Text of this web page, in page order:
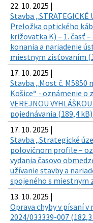
22. 10. 2025 |
Stavba „STRATEGICKÉ
Preložka optického
križovatka K) – 1. časť
konania a nariadenie
miestnym zisťovaním
17. 10. 2025 |
Stavba „Most č. M5850
Košice“ - oznámenie o
VEREJNOU
pojednávania (189,4 kB)
17. 10. 2025 |
Stavba „Strategické
polovičnom profile –
vydania časovo
užívanie stavby a
spojeného s miestnym
13. 10. 2025 |
Oprava chyby v písaní
2024/033339-007